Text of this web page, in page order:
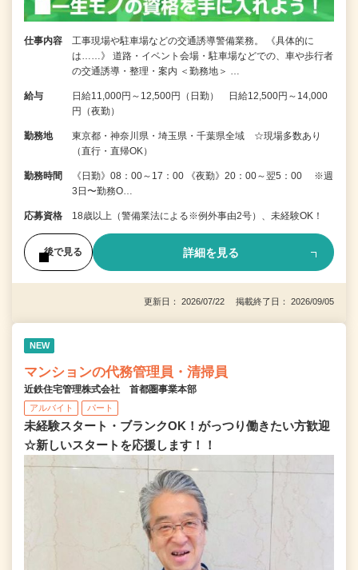
仕事内容
工事現場や駐車場などの交通誘導警備業務。 《具体的に
は……》 道路・イベント会場・駐車場などでの、車や歩行者
の交通誘導・整理・案内 ＜勤務地＞ …
給与
日給11,000円～12,500円（日勤） 日給12,500円～14,000
円（夜勤）
勤務地
東京都・神奈川県・埼玉県・千葉県全域 ☆現場多数あり
（直行・直帰OK）
勤務時間
《日勤》08：00～17：00 《夜勤》20：00～翌5：00 ※週
3日〜勤務O…
応募資格 18歳以上（警備業法による※例外事由2号）、未経験OK！
後で見る 詳細を見る
更新日： 2026/07/22 掲載終了日： 2026/09/05
NEW
マンションの代務管理員・清掃員
近鉄住宅管理株式会社 首都圏事業本部
アルバイト パート
未経験スタート・ブランクOK！がっつり働きたい方歓迎
☆新しいスタートを応援します！！